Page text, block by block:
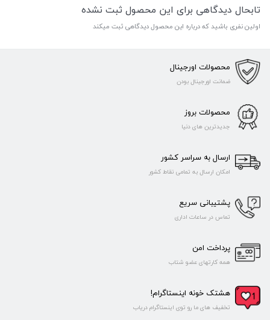
تابحال دیدگاهی برای این محصول ثبت نشده
اولین نفری باشید که درباره این محصول دیدگاهی ثبت میکند
محصولات اورجینال
ضمانت اورجینال بودن
محصولات بروز
جدیدترین های دنیا
ارسال به سراسر کشور
امکان ارسال به تمامی نقاط کشور
پشتیبانی سریع
تماس در ساعات اداری
پرداخت امن
همه کارتهای عضو شتاب
هشتک خونه اینستاگرام!
تخفیف های ما رو توی اینستاگرام دریاب